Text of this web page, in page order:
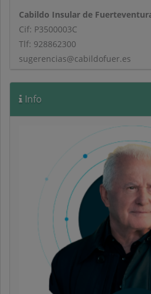
Cabildo Insular de
Cif: P3500003C
Tlf: 928862300
sugerencias@cabildofuer.es
Info